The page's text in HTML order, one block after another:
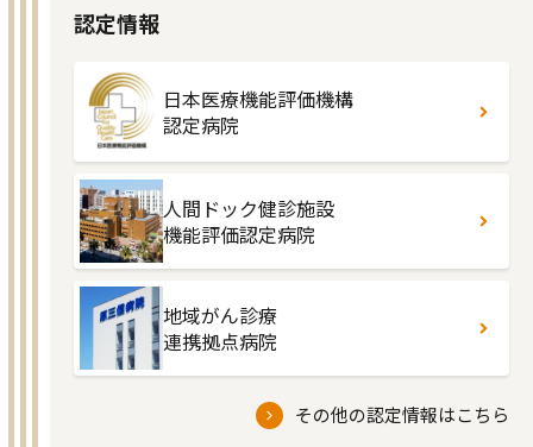
認定情報
日本医療機能評価機構
認定病院
人間ドック健診施設
機能評価認定病院
地域がん診療
連携拠点病院
その他の認定情報はこちら